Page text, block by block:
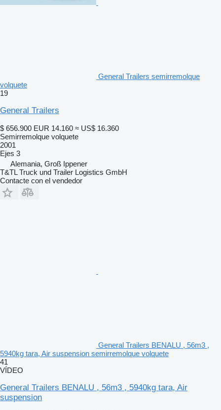
General Trailers semirremolque
volquete
19
General Trailers
$ 656.900 EUR 14.160 ≈ US$ 16.360
Semirremolque volquete
2001
Ejes 3
Alemania, Groß Ippener
T&TL Truck und Trailer Logistics GmbH
Contacte con el vendedor
General Trailers BENALU , 56m3 ,
5940kg tara, Air suspension semirremolque volquete
41
VÍDEO
General Trailers BENALU , 56m3 , 5940kg tara, Air
suspension